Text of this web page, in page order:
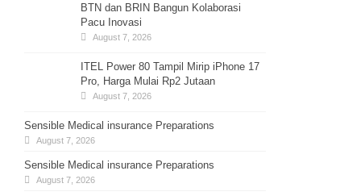
BTN dan BRIN Bangun Kolaborasi
Pacu Inovasi
August 7, 2026
ITEL Power 80 Tampil Mirip iPhone 17
Pro, Harga Mulai Rp2 Jutaan
August 7, 2026
Sensible Medical insurance Preparations
August 7, 2026
Sensible Medical insurance Preparations
August 7, 2026